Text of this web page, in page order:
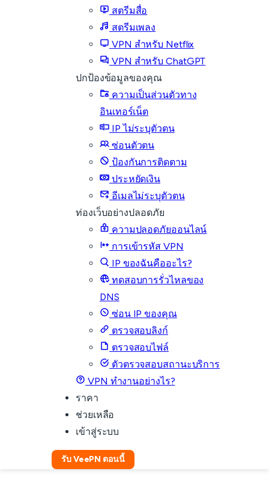
สตรีมสื่อ
สตรีมเพลง
VPN สำหรับ Netflix
VPN สำหรับ ChatGPT
ปกป้องข้อมูลของคุณ
ความเป็นส่วนตัวทาง
อินเทอร์เน็ต
IP ไม่ระบุตัวตน
ซ่อนตัวตน
ป้องกันการติดตาม
ประหยัดเงิน
อีเมลไม่ระบุตัวตน
ท่องเว็บอย่างปลอดภัย
ความปลอดภัยออนไลน์
การเข้ารหัส VPN
IP ของฉันคืออะไร?
ทดสอบการรั่วไหลของ
DNS
ซ่อน IP ของคุณ
ตรวจสอบลิงก์
ตรวจสอบไฟล์
ตัวตรวจสอบสถานะบริการ
VPN ทำงานอย่างไร?
ราคา
ช่วยเหลือ
เข้าสู่ระบบ
รับ VeePN ตอนนี้